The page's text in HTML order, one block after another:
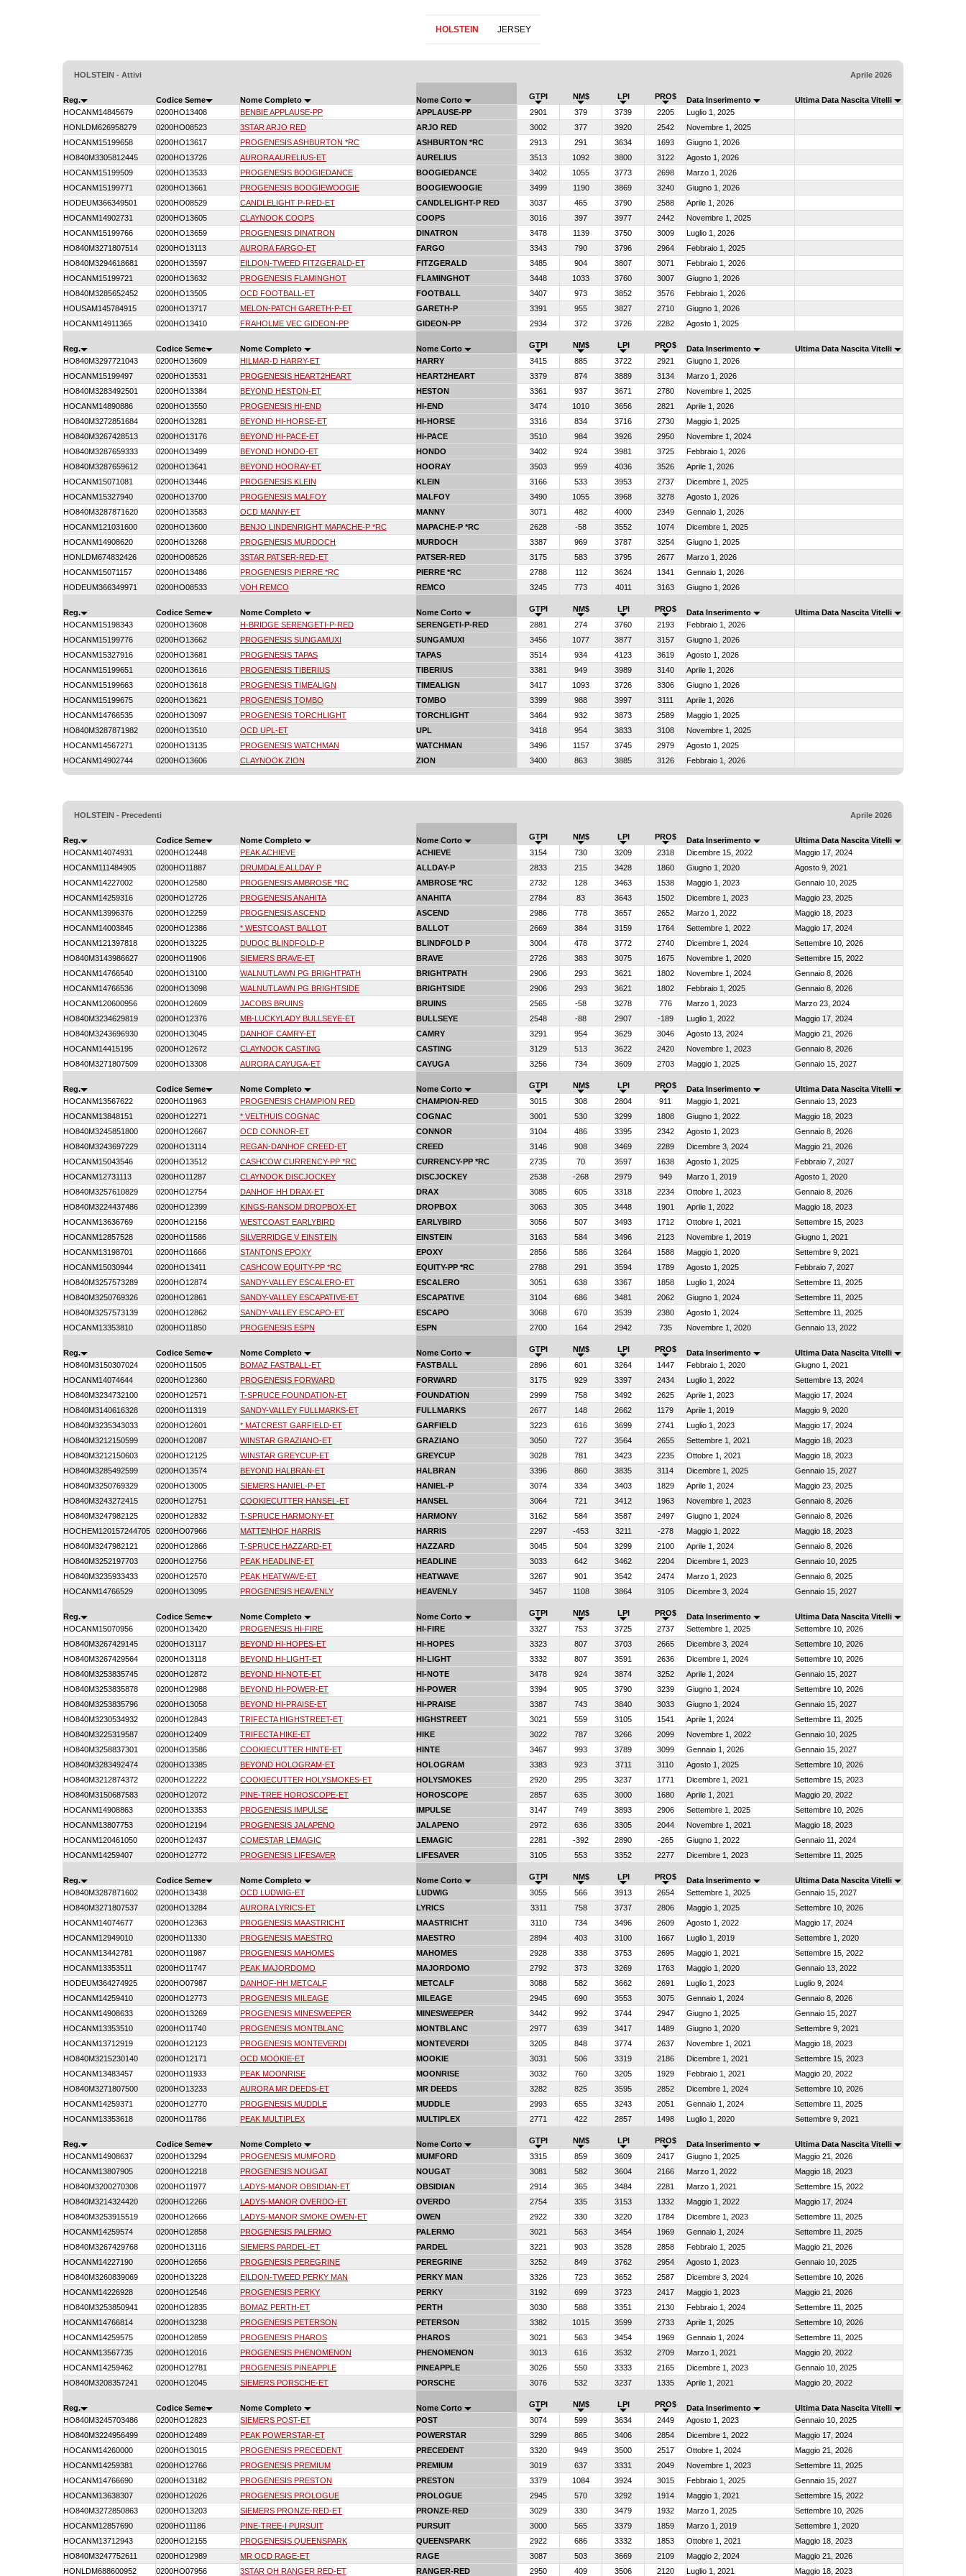
HOLSTEIN JERSEY
HOLSTEIN - Attivi Aprile 2026
Reg. Codice Seme Nome Completo Nome Corto GTPI NM$ LPI PRO$ Data Inserimento
Ultima Data Nascita Vitelli
HOCANM14845679
0200HO13408 BENBIE APPLAUSE-PP APPLAUSE-PP 2901 379 3739 2205
Luglio 1, 2025
HONLDM626958279
0200HO08523 3STAR ARJO RED ARJO RED 3002 377 3920 2542
Novembre 1, 2025
HOCANM15199658
0200HO13617 PROGENESIS ASHBURTON *RC ASHBURTON *RC 2913 291 3634 1693
Giugno 1, 2026
HO840M3305812445
0200HO13726 AURORA AURELIUS-ET AURELIUS 3513 1092 3800 3122
Agosto 1, 2026
HOCANM15199509
0200HO13533 PROGENESIS BOOGIEDANCE BOOGIEDANCE 3402 1055 3773 2698
Marzo 1, 2026
HOCANM15199771
0200HO13661 PROGENESIS BOOGIEWOOGIE BOOGIEWOOGIE 3499 1190 3869 3240
Giugno 1, 2026
HODEUM366349501
0200HO08529 CANDLELIGHT P-RED-ET CANDLELIGHT-P RED 3037 465 3790 2588
Aprile 1, 2026
HOCANM14902731
0200HO13605 CLAYNOOK COOPS COOPS 3016 397 3977 2442
Novembre 1, 2025
HOCANM15199766
0200HO13659 PROGENESIS DINATRON DINATRON 3478 1139 3750 3009
Luglio 1, 2026
HO840M3271807514
0200HO13113 AURORA FARGO-ET FARGO 3343 790 3796 2964
Febbraio 1, 2025
HO840M3294618681
0200HO13597 EILDON-TWEED FITZGERALD-ET FITZGERALD 3485 904 3807 3071
Febbraio 1, 2026
HOCANM15199721
0200HO13632 PROGENESIS FLAMINGHOT FLAMINGHOT 3448 1033 3760 3007
Giugno 1, 2026
HO840M3285652452
0200HO13505 OCD FOOTBALL-ET FOOTBALL 3407 973 3852 3576
Febbraio 1, 2026
HOUSAM145784915
0200HO13717 MELON-PATCH GARETH-P-ET GARETH-P 3391 955 3827 2710
Giugno 1, 2026
HOCANM14911365
0200HO13410 FRAHOLME VEC GIDEON-PP GIDEON-PP 2934 372 3726 2282 Agosto 1, 2025
Reg. Codice Seme Nome Completo Nome Corto GTPI NM$ LPI PRO$ Data Inserimento
Ultima Data Nascita Vitelli
HO840M3297721043
0200HO13609 HILMAR-D HARRY-ET HARRY 3415 885 3722 2921
Giugno 1, 2026
HOCANM15199497
0200HO13531 PROGENESIS HEART2HEART HEART2HEART 3379 874 3889 3134
Marzo 1, 2026
HO840M3283492501
0200HO13384 BEYOND HESTON-ET HESTON 3361 937 3671 2780
Novembre 1, 2025
HOCANM14890886
0200HO13550 PROGENESIS HI-END HI-END 3474 1010 3656 2821
Aprile 1, 2026
HO840M3272851684
0200HO13281 BEYOND HI-HORSE-ET HI-HORSE 3316 834 3716 2730
Maggio 1, 2025
HO840M3267428513
0200HO13176 BEYOND HI-PACE-ET HI-PACE 3510 984 3926 2950
Novembre 1, 2024
HO840M3287659333
0200HO13499 BEYOND HONDO-ET HONDO 3402 924 3981 3725
Febbraio 1, 2026
HO840M3287659612
0200HO13641 BEYOND HOORAY-ET HOORAY 3503 959 4036 3526
Aprile 1, 2026
HOCANM15071081
0200HO13446 PROGENESIS KLEIN KLEIN 3166 533 3953 2737
Dicembre 1, 2025
HOCANM15327940
0200HO13700 PROGENESIS MALFOY MALFOY 3490 1055 3968 3278
Agosto 1, 2026
HO840M3287871620
0200HO13583 OCD MANNY-ET MANNY 3071 482 4000 2349
Gennaio 1, 2026
HOCANM121031600
0200HO13600 BENJO LINDENRIGHT MAPACHE-P *RC MAPACHE-P *RC 2628 -58 3552 1074
Dicembre 1, 2025
HOCANM14908620
0200HO13268 PROGENESIS MURDOCH MURDOCH 3387 969 3787 3254
Giugno 1, 2025
HONLDM674832426
0200HO08526 3STAR PATSER-RED-ET PATSER-RED 3175 583 3795 2677
Marzo 1, 2026
HOCANM15071157
0200HO13486 PROGENESIS PIERRE *RC PIERRE *RC 2788 112 3624 1341
Gennaio 1, 2026
HODEUM366349971
0200HO08533 VOH REMCO REMCO 3245 773 4011 3163 Giugno 1, 2026
Reg. Codice Seme Nome Completo Nome Corto GTPI NM$ LPI PRO$ Data Inserimento
Ultima Data Nascita Vitelli
HOCANM15198343
0200HO13608 H-BRIDGE SERENGETI-P-RED SERENGETI-P-RED 2881 274 3760 2193
Febbraio 1, 2026
HOCANM15199776
0200HO13662 PROGENESIS SUNGAMUXI SUNGAMUXI 3456 1077 3877 3157
Giugno 1, 2026
HOCANM15327916
0200HO13681 PROGENESIS TAPAS TAPAS 3514 934 4123 3619
Agosto 1, 2026
HOCANM15199651
0200HO13616 PROGENESIS TIBERIUS TIBERIUS 3381 949 3989 3140
Aprile 1, 2026
HOCANM15199663
0200HO13618 PROGENESIS TIMEALIGN TIMEALIGN 3417 1093 3726 3306
Giugno 1, 2026
HOCANM15199675
0200HO13621 PROGENESIS TOMBO TOMBO 3399 988 3997 3111
Aprile 1, 2026
HOCANM14766535
0200HO13097 PROGENESIS TORCHLIGHT TORCHLIGHT 3464 932 3873 2589
Maggio 1, 2025
HO840M3287871982
0200HO13510 OCD UPL-ET UPL 3418 954 3833 3108
Novembre 1, 2025
HOCANM14567271
0200HO13135 PROGENESIS WATCHMAN WATCHMAN 3496 1157 3745 2979
Agosto 1, 2025
HOCANM14902744
0200HO13606 CLAYNOOK ZION ZION 3400 863 3885 3126 Febbraio 1, 2026
HOLSTEIN - Precedenti Aprile 2026
Reg. Codice Seme Nome Completo Nome Corto GTPI NM$ LPI PRO$ Data Inserimento
Ultima Data Nascita Vitelli
HOCANM14074931
0200HO12448 PEAK ACHIEVE ACHIEVE 3154 730 3209 2318 Dicembre 15, 2022
Maggio 17, 2024
HOCANM111484905
0200HO11887 DRUMDALE ALLDAY P ALLDAY-P 2833 215 3428 1860 Giugno 1, 2020
Agosto 9, 2021
HOCANM14227002
0200HO12580 PROGENESIS AMBROSE *RC AMBROSE *RC 2732 128 3463 1538 Maggio 1, 2023
Gennaio 10, 2025
HOCANM14259316
0200HO12726 PROGENESIS ANAHITA ANAHITA 2784 83 3643 1502 Dicembre 1, 2023
Maggio 23, 2025
HOCANM13996376
0200HO12259 PROGENESIS ASCEND ASCEND 2986 778 3657 2652 Marzo 1, 2022
Maggio 18, 2023
HOCANM14003845
0200HO12386 * WESTCOAST BALLOT BALLOT 2669 384 3159 1764 Settembre 1, 2022
Maggio 17, 2024
HOCANM121397818
0200HO13225 DUDOC BLINDFOLD-P BLINDFOLD P 3004 478 3772 2740 Dicembre 1, 2024
Settembre 10, 2026
HO840M3143986627
0200HO11906 SIEMERS BRAVE-ET BRAVE 2726 383 3075 1675 Novembre 1, 2020
Settembre 15, 2022
HOCANM14766540
0200HO13100 WALNUTLAWN PG BRIGHTPATH BRIGHTPATH 2906 293 3621 1802 Novembre 1, 2024
Gennaio 8, 2026
HOCANM14766536
0200HO13098 WALNUTLAWN PG BRIGHTSIDE BRIGHTSIDE 2906 293 3621 1802 Febbraio 1, 2025
Gennaio 8, 2026
HOCANM120600956
0200HO12609 JACOBS BRUINS BRUINS 2565 -58 3278 776 Marzo 1, 2023
Marzo 23, 2024
HO840M3234629819
0200HO12376 MB-LUCKYLADY BULLSEYE-ET BULLSEYE 2548 -88 2907 -189 Luglio 1, 2022
Maggio 17, 2024
HO840M3243696930
0200HO13045 DANHOF CAMRY-ET CAMRY 3291 954 3629 3046 Agosto 13, 2024
Maggio 21, 2026
HOCANM14415195
0200HO12672 CLAYNOOK CASTING CASTING 3129 513 3622 2420 Novembre 1, 2023
Gennaio 8, 2026
HO840M3271807509
0200HO13308 AURORA CAYUGA-ET CAYUGA 3256 734 3609 2703 Maggio 1, 2025 Gennaio 15, 2027
Reg. Codice Seme Nome Completo Nome Corto GTPI NM$ LPI PRO$ Data Inserimento
Ultima Data Nascita Vitelli
HOCANM13567622
0200HO11963 PROGENESIS CHAMPION RED CHAMPION-RED 3015 308 2804 911 Maggio 1, 2021
Gennaio 13, 2023
HOCANM13848151
0200HO12271 * VELTHUIS COGNAC COGNAC 3001 530 3299 1808 Giugno 1, 2022
Maggio 18, 2023
HO840M3245851800
0200HO12667 OCD CONNOR-ET CONNOR 3104 486 3395 2342 Agosto 1, 2023
Gennaio 8, 2026
HO840M3243697229
0200HO13114 REGAN-DANHOF CREED-ET CREED 3146 908 3469 2289 Dicembre 3, 2024
Maggio 21, 2026
HOCANM15043546
0200HO13512 CASHCOW CURRENCY-PP *RC CURRENCY-PP *RC 2735 70 3597 1638 Agosto 1, 2025
Febbraio 7, 2027
HOCANM12731113
0200HO11287 CLAYNOOK DISCJOCKEY DISCJOCKEY 2538 -268 2979 949 Marzo 1, 2019
Agosto 1, 2020
HO840M3257610829
0200HO12754 DANHOF HH DRAX-ET DRAX 3085 605 3318 2234 Ottobre 1, 2023
Gennaio 8, 2026
HO840M3224437486
0200HO12399 KINGS-RANSOM DROPBOX-ET DROPBOX 3063 305 3448 1901 Aprile 1, 2022
Maggio 18, 2023
HOCANM13636769
0200HO12156 WESTCOAST EARLYBIRD EARLYBIRD 3056 507 3493 1712 Ottobre 1, 2021
Settembre 15, 2023
HOCANM12857528
0200HO11586 SILVERRIDGE V EINSTEIN EINSTEIN 3163 584 3496 2123 Novembre 1, 2019
Giugno 1, 2021
HOCANM13198701
0200HO11666 STANTONS EPOXY EPOXY 2856 586 3264 1588 Maggio 1, 2020
Settembre 9, 2021
HOCANM15030944
0200HO13411 CASHCOW EQUITY-PP *RC EQUITY-PP *RC 2788 291 3594 1789 Agosto 1, 2025
Febbraio 7, 2027
HO840M3257573289
0200HO12874 SANDY-VALLEY ESCALERO-ET ESCALERO 3051 638 3367 1858 Luglio 1, 2024
Settembre 11, 2025
HO840M3250769326
0200HO12861 SANDY-VALLEY ESCAPATIVE-ET ESCAPATIVE 3104 686 3481 2062 Giugno 1, 2024
Settembre 11, 2025
HO840M3257573139
0200HO12862 SANDY-VALLEY ESCAPO-ET ESCAPO 3068 670 3539 2380 Agosto 1, 2024
Settembre 11, 2025
HOCANM13353810
0200HO11850 PROGENESIS ESPN ESPN 2700 164 2942 735 Novembre 1, 2020 Gennaio 13, 2022
Reg. Codice Seme Nome Completo Nome Corto GTPI NM$ LPI PRO$ Data Inserimento
Ultima Data Nascita Vitelli
HO840M3150307024
0200HO11505 BOMAZ FASTBALL-ET FASTBALL 2896 601 3264 1447 Febbraio 1, 2020
Giugno 1, 2021
HOCANM14074644
0200HO12360 PROGENESIS FORWARD FORWARD 3175 929 3397 2434 Luglio 1, 2022
Settembre 13, 2024
HO840M3234732100
0200HO12571 T-SPRUCE FOUNDATION-ET FOUNDATION 2999 758 3492 2625 Aprile 1, 2023
Maggio 17, 2024
HO840M3140616328
0200HO11319 SANDY-VALLEY FULLMARKS-ET FULLMARKS 2677 148 2662 1179 Aprile 1, 2019
Maggio 9, 2020
HO840M3235343033
0200HO12601 * MATCREST GARFIELD-ET GARFIELD 3223 616 3699 2741 Luglio 1, 2023
Maggio 17, 2024
HO840M3212150599
0200HO12087 WINSTAR GRAZIANO-ET GRAZIANO 3050 727 3564 2655 Settembre 1, 2021
Maggio 18, 2023
HO840M3212150603
0200HO12125 WINSTAR GREYCUP-ET GREYCUP 3028 781 3423 2235 Ottobre 1, 2021
Maggio 18, 2023
HO840M3285492599
0200HO13574 BEYOND HALBRAN-ET HALBRAN 3396 860 3835 3114 Dicembre 1, 2025
Gennaio 15, 2027
HO840M3250769329
0200HO13005 SIEMERS HANIEL-P-ET HANIEL-P 3074 334 3403 1829 Aprile 1, 2024
Maggio 23, 2025
HO840M3243272415
0200HO12751 COOKIECUTTER HANSEL-ET HANSEL 3064 721 3412 1963 Novembre 1, 2023
Gennaio 8, 2026
HO840M3247982125
0200HO12832 T-SPRUCE HARMONY-ET HARMONY 3162 584 3587 2497 Giugno 1, 2024
Gennaio 8, 2026
HOCHEM120157244705
0200HO07966 MATTENHOF HARRIS HARRIS 2297 -453 3211 -278 Maggio 1, 2022
Maggio 18, 2023
HO840M3247982121
0200HO12866 T-SPRUCE HAZZARD-ET HAZZARD 3045 504 3299 2100 Aprile 1, 2024
Gennaio 8, 2026
HO840M3252197703
0200HO12756 PEAK HEADLINE-ET HEADLINE 3033 642 3462 2204 Dicembre 1, 2023
Gennaio 10, 2025
HO840M3235933433
0200HO12570 PEAK HEATWAVE-ET HEATWAVE 3267 901 3542 2474 Marzo 1, 2023
Gennaio 8, 2025
HOCANM14766529
0200HO13095 PROGENESIS HEAVENLY HEAVENLY 3457 1108 3864 3105 Dicembre 3, 2024 Gennaio 15, 2027
Reg. Codice Seme Nome Completo Nome Corto GTPI NM$ LPI PRO$ Data Inserimento
Ultima Data Nascita Vitelli
HOCANM15070956
0200HO13420 PROGENESIS HI-FIRE HI-FIRE 3327 753 3725 2737 Settembre 1, 2025
Settembre 10, 2026
HO840M3267429145
0200HO13117 BEYOND HI-HOPES-ET HI-HOPES 3323 807 3703 2665 Dicembre 3, 2024
Settembre 10, 2026
HO840M3267429564
0200HO13118 BEYOND HI-LIGHT-ET HI-LIGHT 3332 807 3591 2636 Dicembre 1, 2024
Settembre 10, 2026
HO840M3253835745
0200HO12872 BEYOND HI-NOTE-ET HI-NOTE 3478 924 3874 3252 Aprile 1, 2024
Gennaio 15, 2027
HO840M3253835878
0200HO12988 BEYOND HI-POWER-ET HI-POWER 3394 905 3790 3239 Giugno 1, 2024
Settembre 10, 2026
HO840M3253835796
0200HO13058 BEYOND HI-PRAISE-ET HI-PRAISE 3387 743 3840 3033 Giugno 1, 2024
Gennaio 15, 2027
HO840M3230534932
0200HO12843 TRIFECTA HIGHSTREET-ET HIGHSTREET 3021 559 3105 1541 Aprile 1, 2024
Settembre 11, 2025
HO840M3225319587
0200HO12409 TRIFECTA HIKE-ET HIKE 3022 787 3266 2099 Novembre 1, 2022
Gennaio 10, 2025
HO840M3258837301
0200HO13586 COOKIECUTTER HINTE-ET HINTE 3467 993 3789 3099 Gennaio 1, 2026
Gennaio 15, 2027
HO840M3283492474
0200HO13385 BEYOND HOLOGRAM-ET HOLOGRAM 3383 923 3711 3110 Agosto 1, 2025
Settembre 10, 2026
HO840M3212874372
0200HO12222 COOKIECUTTER HOLYSMOKES-ET HOLYSMOKES 2920 295 3237 1771 Dicembre 1, 2021
Settembre 15, 2023
HO840M3150687583
0200HO12072 PINE-TREE HOROSCOPE-ET HOROSCOPE 2857 635 3000 1680 Aprile 1, 2021
Maggio 20, 2022
HOCANM14908863
0200HO13353 PROGENESIS IMPULSE IMPULSE 3147 749 3893 2906 Settembre 1, 2025
Settembre 10, 2026
HOCANM13807753
0200HO12194 PROGENESIS JALAPENO JALAPENO 2972 636 3305 2044 Novembre 1, 2021
Maggio 18, 2023
HOCANM120461050
0200HO12437 COMESTAR LEMAGIC LEMAGIC 2281 -392 2890 -265 Giugno 1, 2022
Gennaio 11, 2024
HOCANM14259407
0200HO12772 PROGENESIS LIFESAVER LIFESAVER 3105 553 3352 2277 Dicembre 1, 2023 Settembre 11, 2025
Reg. Codice Seme Nome Completo Nome Corto GTPI NM$ LPI PRO$ Data Inserimento
Ultima Data Nascita Vitelli
HO840M3287871602
0200HO13438 OCD LUDWIG-ET LUDWIG 3055 566 3913 2654 Settembre 1, 2025
Gennaio 15, 2027
HO840M3271807537
0200HO13284 AURORA LYRICS-ET LYRICS 3311 758 3737 2806 Maggio 1, 2025
Settembre 10, 2026
HOCANM14074677
0200HO12363 PROGENESIS MAASTRICHT MAASTRICHT 3110 734 3496 2609 Agosto 1, 2022
Maggio 17, 2024
HOCANM12949010
0200HO11330 PROGENESIS MAESTRO MAESTRO 2894 403 3100 1667 Luglio 1, 2019
Settembre 1, 2020
HOCANM13442781
0200HO11987 PROGENESIS MAHOMES MAHOMES 2928 338 3753 2695 Maggio 1, 2021
Settembre 15, 2022
HOCANM13353511
0200HO11747 PEAK MAJORDOMO MAJORDOMO 2792 373 3269 1763 Maggio 1, 2020
Gennaio 13, 2022
HODEUM364274925
0200HO07987 DANHOF-HH METCALF METCALF 3088 582 3662 2691 Luglio 1, 2023
Luglio 9, 2024
HOCANM14259410
0200HO12773 PROGENESIS MILEAGE MILEAGE 2945 690 3553 3075 Gennaio 1, 2024
Gennaio 8, 2026
HOCANM14908633
0200HO13269 PROGENESIS MINESWEEPER MINESWEEPER 3442 992 3744 2947 Giugno 1, 2025
Gennaio 15, 2027
HOCANM13353510
0200HO11740 PROGENESIS MONTBLANC MONTBLANC 2977 639 3417 1489 Giugno 1, 2020
Settembre 9, 2021
HOCANM13712919
0200HO12123 PROGENESIS MONTEVERDI MONTEVERDI 3205 848 3774 2637 Novembre 1, 2021
Maggio 18, 2023
HO840M3215230140
0200HO12171 OCD MOOKIE-ET MOOKIE 3031 506 3319 2186 Dicembre 1, 2021
Settembre 15, 2023
HOCANM13483457
0200HO11933 PEAK MOONRISE MOONRISE 3032 760 3205 1929 Febbraio 1, 2021
Maggio 20, 2022
HO840M3271807500
0200HO13233 AURORA MR DEEDS-ET MR DEEDS 3282 825 3595 2852 Dicembre 1, 2024
Settembre 10, 2026
HOCANM14259371
0200HO12770 PROGENESIS MUDDLE MUDDLE 2993 655 3243 2051 Gennaio 1, 2024
Settembre 11, 2025
HOCANM13353618
0200HO11786 PEAK MULTIPLEX MULTIPLEX 2771 422 2857 1498 Luglio 1, 2020 Settembre 9, 2021
Reg. Codice Seme Nome Completo Nome Corto GTPI NM$ LPI PRO$ Data Inserimento
Ultima Data Nascita Vitelli
HOCANM14908637
0200HO13294 PROGENESIS MUMFORD MUMFORD 3315 859 3609 2417 Giugno 1, 2025
Maggio 21, 2026
HOCANM13807905
0200HO12218 PROGENESIS NOUGAT NOUGAT 3081 582 3604 2166 Marzo 1, 2022
Maggio 18, 2023
HO840M3200270308
0200HO11977 LADYS-MANOR OBSIDIAN-ET OBSIDIAN 2914 365 3484 2281 Marzo 1, 2021
Settembre 15, 2022
HO840M3214324420
0200HO12266 LADYS-MANOR OVERDO-ET OVERDO 2754 335 3153 1332 Maggio 1, 2022
Maggio 17, 2024
HO840M3253915519
0200HO12666 LADYS-MANOR SMOKE OWEN-ET OWEN 2922 330 3220 1784 Dicembre 1, 2023
Settembre 11, 2025
HOCANM14259574
0200HO12858 PROGENESIS PALERMO PALERMO 3021 563 3454 1969 Gennaio 1, 2024
Settembre 11, 2025
HO840M3267429768
0200HO13116 SIEMERS PARDEL-ET PARDEL 3221 903 3528 2858 Febbraio 1, 2025
Maggio 21, 2026
HOCANM14227190
0200HO12656 PROGENESIS PEREGRINE PEREGRINE 3252 849 3762 2954 Agosto 1, 2023
Gennaio 10, 2025
HO840M3260839069
0200HO13228 EILDON-TWEED PERKY MAN PERKY MAN 3326 723 3652 2587 Dicembre 3, 2024
Settembre 10, 2026
HOCANM14226928
0200HO12546 PROGENESIS PERKY PERKY 3192 699 3723 2417 Maggio 1, 2023
Maggio 21, 2026
HO840M3253850941
0200HO12835 BOMAZ PERTH-ET PERTH 3030 588 3351 2130 Febbraio 1, 2024
Settembre 11, 2025
HOCANM14766814
0200HO13238 PROGENESIS PETERSON PETERSON 3382 1015 3599 2733 Aprile 1, 2025
Settembre 10, 2026
HOCANM14259575
0200HO12859 PROGENESIS PHAROS PHAROS 3021 563 3454 1969 Gennaio 1, 2024
Settembre 11, 2025
HOCANM13567735
0200HO12016 PROGENESIS PHENOMENON PHENOMENON 3013 616 3532 2709 Marzo 1, 2021
Maggio 20, 2022
HOCANM14259462
0200HO12781 PROGENESIS PINEAPPLE PINEAPPLE 3026 550 3333 2165 Dicembre 1, 2023
Gennaio 10, 2025
HO840M3208357241
0200HO12045 SIEMERS PORSCHE-ET PORSCHE 3076 532 3237 1335 Aprile 1, 2021 Maggio 20, 2022
Reg. Codice Seme Nome Completo Nome Corto GTPI NM$ LPI PRO$ Data Inserimento
Ultima Data Nascita Vitelli
HO840M3245703486
0200HO12823 SIEMERS POST-ET POST 3074 599 3634 2449 Agosto 1, 2023
Gennaio 10, 2025
HO840M3224956499
0200HO12489 PEAK POWERSTAR-ET POWERSTAR 3299 865 3406 2854 Dicembre 1, 2022
Maggio 17, 2024
HOCANM14260000
0200HO13015 PROGENESIS PRECEDENT PRECEDENT 3320 949 3500 2517 Ottobre 1, 2024
Maggio 21, 2026
HOCANM14259381
0200HO12766 PROGENESIS PREMIUM PREMIUM 3019 637 3331 2049 Novembre 1, 2023
Settembre 11, 2025
HOCANM14766690
0200HO13182 PROGENESIS PRESTON PRESTON 3379 1084 3924 3015 Febbraio 1, 2025
Gennaio 15, 2027
HOCANM13638307
0200HO12026 PROGENESIS PROLOGUE PROLOGUE 2945 570 3292 1914 Maggio 1, 2021
Settembre 15, 2022
HO840M3272850863
0200HO13203 SIEMERS PRONZE-RED-ET PRONZE-RED 3029 330 3479 1932 Marzo 1, 2025
Settembre 10, 2026
HOCANM12857690
0200HO11186 PINE-TREE-I PURSUIT PURSUIT 3000 565 3379 1859 Marzo 1, 2019
Settembre 1, 2020
HOCANM13712943
0200HO12155 PROGENESIS QUEENSPARK QUEENSPARK 2922 686 3332 1853 Ottobre 1, 2021
Maggio 18, 2023
HO840M3247752611
0200HO12989 MR OCD RAGE-ET RAGE 3087 503 3669 2109 Maggio 2, 2024
Maggio 21, 2026
HONLDM688600952
0200HO07956 3STAR OH RANGER RED-ET RANGER-RED 2950 409 3506 2120 Luglio 1, 2021 Maggio 18, 2023